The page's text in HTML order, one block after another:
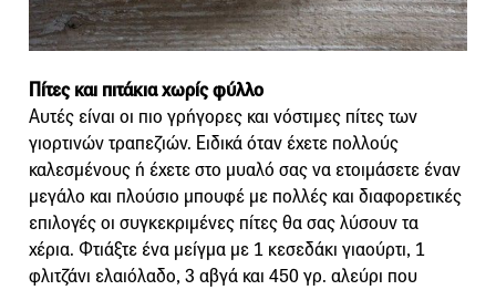
Πίτες και πιτάκια χωρίς φύλλο
Αυτές είναι οι πιο γρήγορες και νόστιμες πίτες των
γιορτινών τραπεζιών. Ειδικά όταν έχετε πολλούς
καλεσμένους ή έχετε στο μυαλό σας να ετοιμάσετε έναν
μεγάλο και πλούσιο μπουφέ με πολλές και διαφορετικές
επιλογές οι συγκεκριμένες πίτες θα σας λύσουν τα
χέρια. Φτιάξτε ένα μείγμα με 1 κεσεδάκι γιαούρτι, 1
φλιτζάνι ελαιόλαδο, 3 αβγά και 450 γρ. αλεύρι που